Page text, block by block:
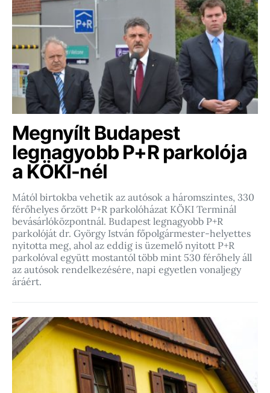
Megnyílt Budapest
legnagyobb P+R parkolója
a KÖKI-nél
Mától birtokba vehetik az autósok a háromszintes, 330
férőhelyes őrzött P+R parkolóházat KÖKI Terminál
bevásárlóközpontnál. Budapest legnagyobb P+R
parkolóját dr. György István főpolgármester-helyettes
nyitotta meg, ahol az eddig is üzemelő nyitott P+R
parkolóval együtt mostantól több mint 530 férőhely áll
az autósok rendelkezésére, napi egyetlen vonaljegy
áráért.